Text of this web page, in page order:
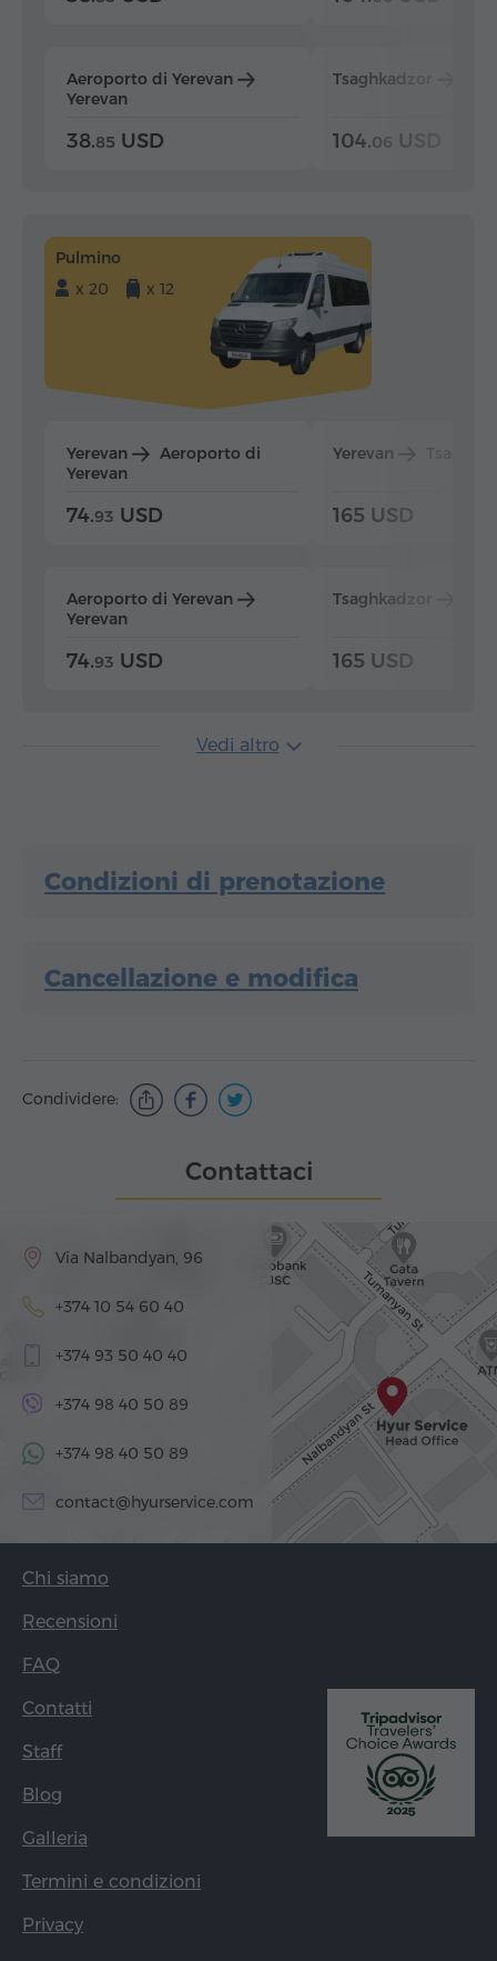
Aeroporto di Yerevan
Yerevan
38.85 USD
Tsaghkadzor
104.06 USD
Pulmino
x 20
x 12
Yerevan
Aeroporto di
Yerevan
74.93 USD
Aeroporto di Yerevan
Yerevan
74.93 USD
Yerevan
165 USD
Tsaghkadzor
165 USD
Vedi altro
Condizioni di prenotazione
Cancellazione e modifica
Condividere:
Contattaci
Via Nalbandyan, 96
+374 10 54 60 40
+374 93 50 40 40
+374 98 40 50 89
+374 98 40 50 89
contact@hyurservice.com
Chi siamo
Recensioni
FAQ
Contatti
Staff
Blog
Galleria
Termini e condizioni
Privacy